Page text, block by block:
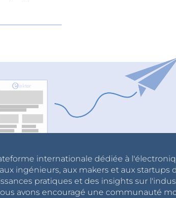
internationale dédiée à
ingénieurs, aux makers et aux startups
pratiques et des insights sur
avons encouragé une communauté